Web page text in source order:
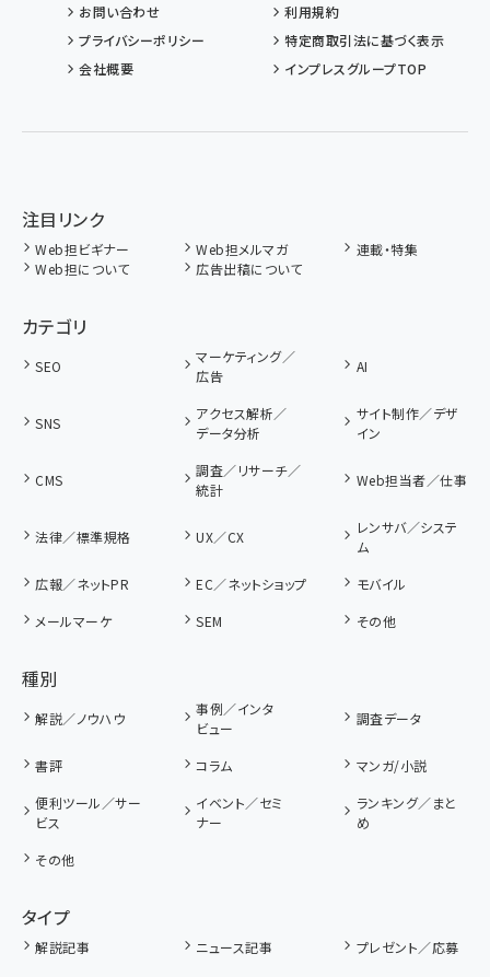
お問い合わせ
利用規約
プライバシーポリシー
特定商取引法に基づく表示
会社概要
インプレスグループTOP
注目リンク
Web担ビギナー Web担メルマガ
連載・特集
Web担について
広告出稿について
カテゴリ
SEO
マーケティング／
広告
AI
SNS
アクセス解析／
データ分析
サイト制作／デザ
イン
CMS
調査／リサーチ／
統計
Web担当者／仕事
法律／標準規格 UX／CX
レンサバ／システ
ム
広報／ネットPR
EC／ネットショップ
モバイル
メールマーケ
SEM その他
種別
解説／ノウハウ
事例／インタ
ビュー
調査データ
書評 コラム
マンガ/小説
便利ツール／サー
ビス
イベント／セミ
ナー
ランキング／まと
め
その他
タイプ
解説記事 ニュース記事
プレゼント／応募